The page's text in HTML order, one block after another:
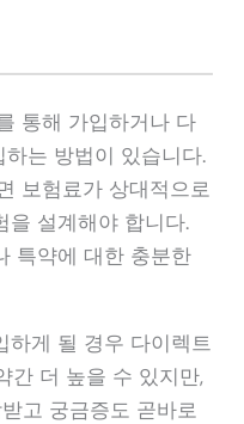
통해 가입하거나 다
는 방법이 있습니다.
보험료가 상대적으로
을 설계해야 합니다.
특약에 대한 충분한
하게 될 경우 다이렉트
간 더 높을 수 있지만,
고 궁금증도 곧바로